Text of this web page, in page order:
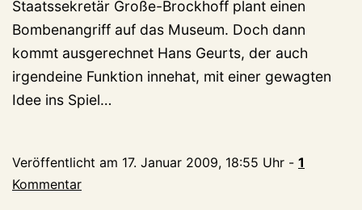
Staatssekretär Große-Brockhoff plant einen
Bombenangriff auf das Museum. Doch dann
kommt ausgerechnet Hans Geurts, der auch
irgendeine Funktion innehat, mit einer gewagten
Idee ins Spiel…
Veröffentlicht am 17. Januar 2009, 18:55 Uhr - 1
Kommentar